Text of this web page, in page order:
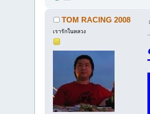
TOM RACING 2008
เรารักในหลวง